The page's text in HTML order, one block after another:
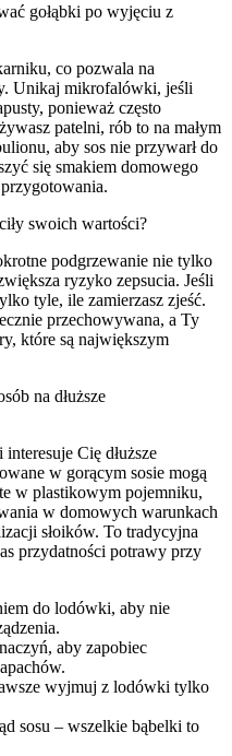
gołąbki po wyjęciu z
co pozwala na
Unikaj mikrofalówki, jeśli
ponieważ często
patelni, rób to na małym
aby sos nie przywarł do
się smakiem domowego
swoich wartości?
podgrzewanie nie tylko
ryzyko zepsucia. Jeśli
tyle, ile zamierzasz zjeść.
przechowywana, a Ty
które są największym
na dłuższe
Cię dłuższe
w gorącym sosie mogą
w plastikowym pojemniku,
w domowych warunkach
słoików. To tradycyjna
przydatności potrawy przy
do lodówki, aby nie
aby zapobiec
wyjmuj z lodówki tylko
sosu – wszelkie bąbelki to